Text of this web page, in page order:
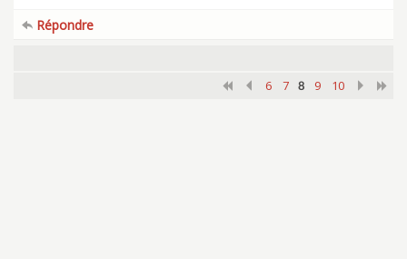
Répondre
6 7 8 9 10